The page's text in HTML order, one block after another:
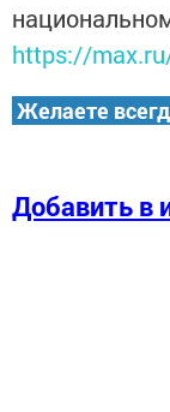
https://
Желаете
Добавить в